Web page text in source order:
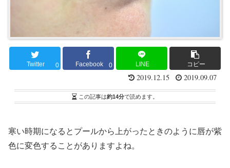
Twitter 0 Facebook 0 LINE コピー
2019.12.15 2019.09.07
この記事は約14分で読めます。
寒い時期になるとプールから上がったときのように唇が紫
色に変色することがありますよね。